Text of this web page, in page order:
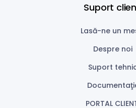
Suport
Lasă-ne un
Despre noi
Suport
PORTAL